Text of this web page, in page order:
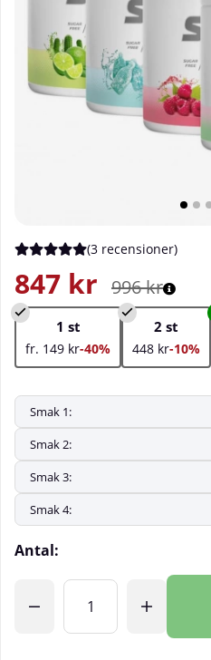
Medelbetyg 5 av 5 Antal betyg 3
(3 recensioner)
996kr
847 kr
1 st
fr. 149 kr-40%
2 st
448 kr-10%
Antal: